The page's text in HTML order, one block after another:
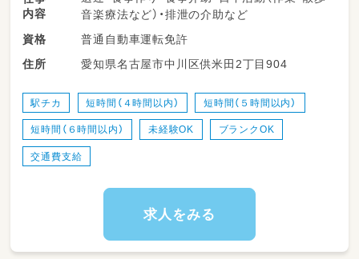
内容
音楽療法など）・排泄の介助など
資格
普通自動車運転免許
住所
愛知県名古屋市中川区供米田2丁目904
駅チカ 短時間（４時間以内） 短時間（５時間以内）
短時間（６時間以内） 未経験OK ブランクOK
交通費支給
求人をみる